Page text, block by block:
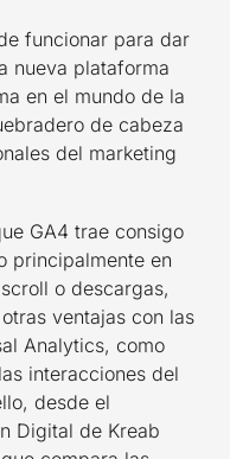
funcionar para dar
nueva plataforma
en el mundo de la
de cabeza
del marketing
GA4 trae consigo
principalmente en
o descargas,
ventajas con las
Analytics, como
interacciones del
desde el
Digital de Kreab